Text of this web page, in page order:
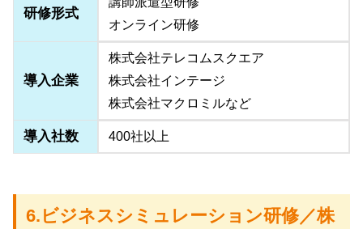
研修形式
オンライン研修
導入企業
株式会社テレコムスクエア
株式会社インテージ
株式会社マクロミルなど
導入社数 400社以上
6.ビジネスシミュレーション研修／株